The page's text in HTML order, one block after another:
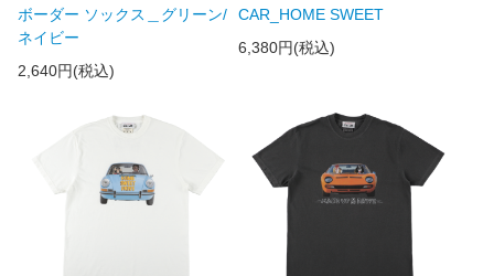
ボーダー ソックス＿グリーン/
ネイビー
2,640円(税込)
CAR_HOME SWEET
6,380円(税込)